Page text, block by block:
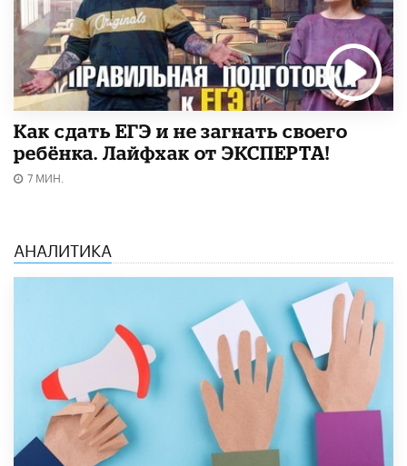
​Как сдать ЕГЭ и не загнать своего
ребёнка. Лайфхак от ЭКСПЕРТА!
7 МИН.
АНАЛИТИКА